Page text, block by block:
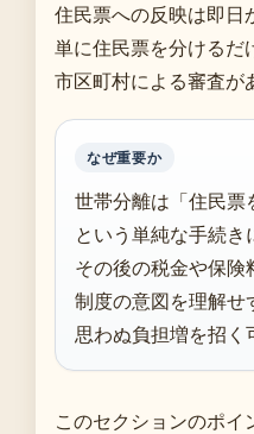
住民票への反映は即日
単に住民票を分けるだ
市区町村による審査が
なぜ重要か
世帯分離は「住民票
という単純な手続き
その後の税金や保険
制度の意図を理解せ
思わぬ負担増を招く
このセクションのポイ